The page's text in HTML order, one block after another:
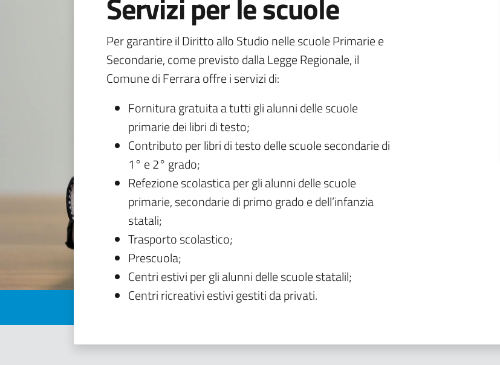
Per garantire il Diritto allo Studio nelle scuole Primarie e
Secondarie, come previsto dalla Legge Regionale, il
Comune di Ferrara offre i servizi di:
Fornitura gratuita a tutti gli alunni delle scuole
primarie dei libri di testo;
Contributo per libri di testo delle scuole secondarie di
1° e 2° grado;
Refezione scolastica per gli alunni delle scuole
primarie, secondarie di primo grado e dell’infanzia
statali;
Trasporto scolastico;
Prescuola;
Centri estivi per gli alunni delle scuole statalil;
Centri ricreativi estivi gestiti da privati.